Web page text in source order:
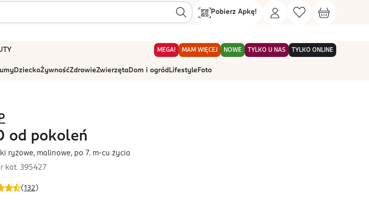
Pobierz Apkę!
MEGA! MAM WIĘCEJ NOWE TYLKO U NAS TYLKO ONLINE
DzieckoŻywnośćZdrowieZwierzętaDom i ogród Lifestyle Foto
(132 )
od pokoleń
ryżowe, malinowe, po 7. m-cu życia
kat. 395427